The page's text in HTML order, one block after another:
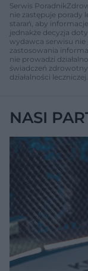
Serwis
nie zastępuje porady
starań, aby
jednakże decyzja
wydawca serwisu nie
zastosowania
nie prowadzi
świadczeń
działalności leczniczej.
NASI